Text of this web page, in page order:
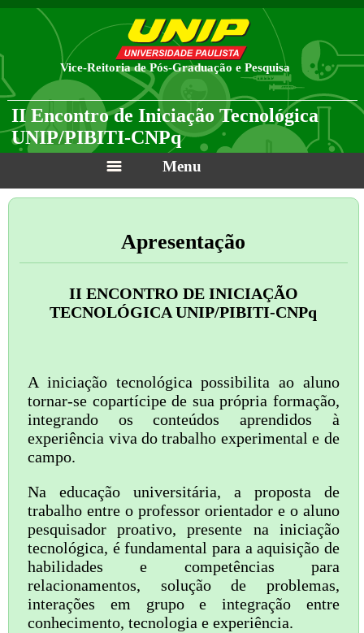
II Encontro de Iniciação Tecnológica
UNIP/PIBITI-CNPq
Vice-Reitoria de Pós-Graduação e Pesquisa
Menu
Apresentação
II ENCONTRO DE INICIAÇÃO
TECNOLÓGICA UNIP/PIBITI-CNPq
A iniciação tecnológica possibilita ao aluno
tornar-se copartícipe de sua própria formação,
integrando os conteúdos aprendidos à
experiência viva do trabalho experimental e de
campo.
Na educação universitária, a proposta de
trabalho entre o professor orientador e o aluno
pesquisador proativo, presente na iniciação
tecnológica, é fundamental para a aquisição de
habilidades e competências para
relacionamentos, solução de problemas,
interações em grupo e integração entre
conhecimento, tecnologia e experiência.